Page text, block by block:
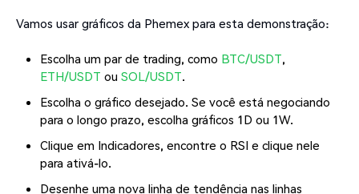
Vamos usar gráficos da Phemex para esta demonstração:
Escolha um par de trading, como BTC/USDT,
ETH/USDT ou SOL/USDT.
Escolha o gráfico desejado. Se você está negociando
para o longo prazo, escolha gráficos 1D ou 1W.
Clique em Indicadores, encontre o RSI e clique nele
para ativá-lo.
Desenhe uma nova linha de tendência nas linhas